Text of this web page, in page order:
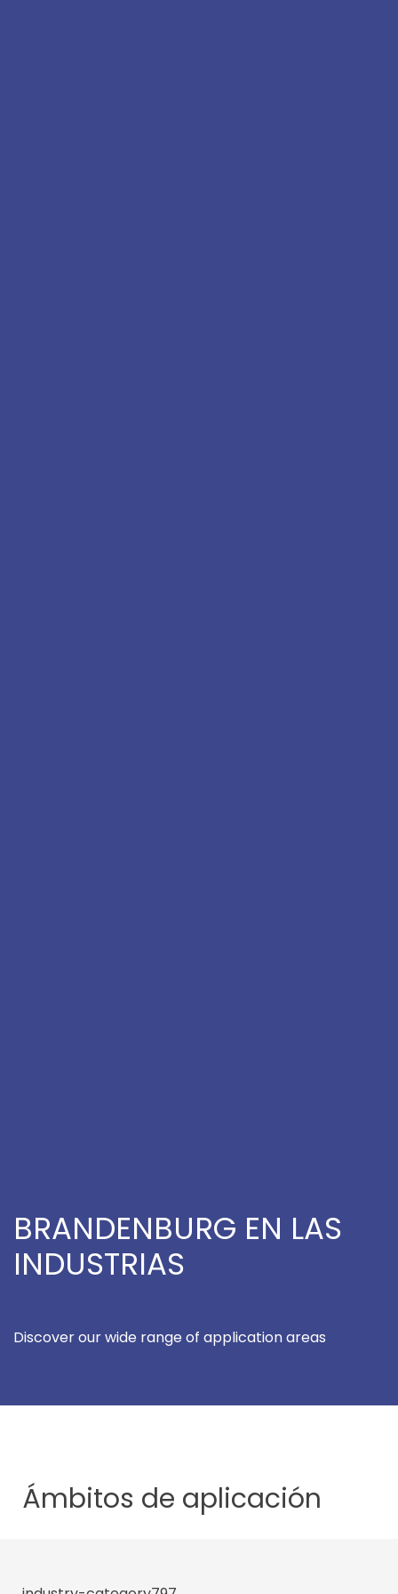
BRANDENBURG EN LAS
INDUSTRIAS
Discover our wide range of application areas
Ámbitos de aplicación